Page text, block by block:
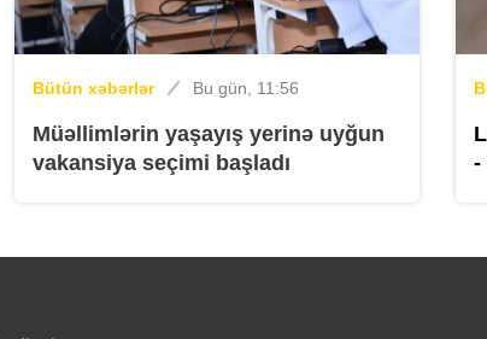
Bütün xəbərlər Bu gün, 11:56
Müəllimlərin yaşayış yerinə uyğun
vakansiya seçimi başladı
-